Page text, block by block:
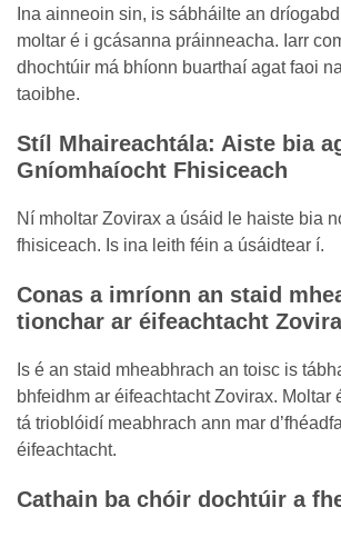
Ina ainneoin sin, is sábháilte an
moltar é i gcásanna práinneacha. Iarr
dhochtúir má bhíonn buarthaí agat faoi
taoibhe.
Stíl Mhaireachtála: Aiste bia
Gníomhaíocht Fhisiceach
Ní mholtar Zovirax a úsáid le haiste bia
fhisiceach. Is ina leith féin a úsáidtear í.
Conas a imríonn an staid
tionchar ar éifeachtacht
Is é an staid mheabhrach an toisc is
bhfeidhm ar éifeachtacht Zovirax. Moltar
tá trioblóidí meabhrach ann mar
éifeachtacht.
Cathain ba chóir dochtúir a